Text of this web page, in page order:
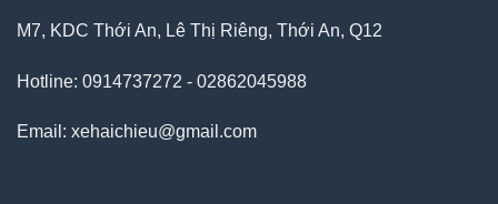
M7, KDC Thới An, Lê Thị Riêng, Thới An, Q12
Hotline: 0914737272 - 02862045988
Email: xehaichieu@gmail.com